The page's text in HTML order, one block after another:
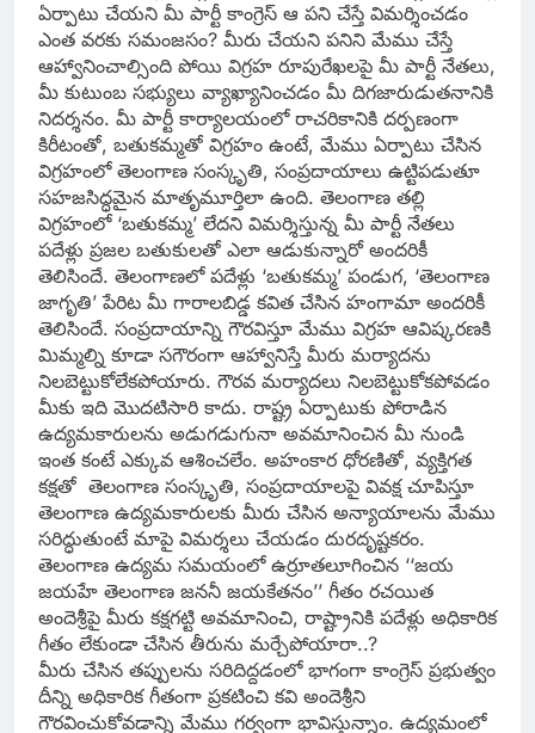
ఏర్పాటు చేయని మీ పార్టీ కాంగ్రెస్ ఆ పని చేస్తే విమర్శించడం
ఎంత వరకు సమంజసం? మీరు చేయని పనిని మేము చేస్తే
ఆహ్వానించాల్సింది పోయి విగ్రహ రూపురేఖలపై మీ పార్టీ నేతలు,
మీ కుటుంబ సభ్యులు వ్యాఖ్యానించడం మీ దిగజారుడుతనానికి
నిదర్శనం. మీ పార్టీ కార్యాలయంలో రాచరికానికి దర్పణంగా
కిరీటంతో, బతుకమ్మతో విగ్రహం ఉంటే, మేము ఏర్పాటు చేసిన
విగ్రహంలో తెలంగాణ సంస్కృతి, సంప్రదాయాలు ఉట్టిపడుతూ
సహజసిద్ధమైన మాతృమూర్తిలా ఉంది. తెలంగాణ తల్లి
విగ్రహంలో ‘బతుకమ్మ’ లేదని విమర్శిస్తున్న మీ పార్టీ నేతలు
పదేళ్లు ప్రజల బతుకులతో ఎలా ఆడుకున్నారో అందరికీ
తెలిసిందే. తెలంగాణలో పదేళ్లు ‘బతుకమ్మ’ పండుగ, ‘తెలంగాణ
జాగృతి’ పేరిట మీ గారాలబిడ్డ కవిత చేసిన హంగామా అందరికీ
తెలిసిందే. సంప్రదాయాన్ని గౌరవిస్తూ మేము విగ్రహ ఆవిష్కరణకి
మిమ్మల్ని కూడా సగౌరంగా ఆహ్వానిస్తే మీరు మర్యాదను
నిలబెట్టుకోలేకపోయారు. గౌరవ మర్యాదలు నిలబెట్టుకోకపోవడం
మీకు ఇది మొదటిసారి కాదు. రాష్ట్ర ఏర్పాటుకు పోరాడిన
ఉద్యమకారులను అడుగడుగునా అవమానించిన మీ నుండి
ఇంత కంటే ఎక్కువ ఆశించలేం. అహంకార ధోరణితో, వ్యక్తిగత
కక్షతో తెలంగాణ సంస్కృతి, సంప్రదాయాలపై వివక్ష చూపిస్తూ
తెలంగాణ ఉద్యమకారులకు మీరు చేసిన అన్యాయాలను మేము
సరిద్ధుతుంటే మాపై విమర్శలు చేయడం దురదృష్టకరం.
తెలంగాణ ఉద్యమ సమయంలో ఉర్రూతలూగించిన ‘‘జయ
జయహే తెలంగాణ జననీ జయకేతనం’’ గీతం రచయిత
అందెశ్రీపై మీరు కక్షగట్టి అవమానించి, రాష్ట్రానికి పదేళ్లు అధికారిక
గీతం లేకుండా చేసిన తీరును మర్చేపోయారా..?
మీరు చేసిన తప్పులను సరిదిద్దడంలో భాగంగా కాంగ్రెస్ ప్రభుత్వం
దీన్ని అధికారిక గీతంగా ప్రకటించి కవి అందెశ్రీని
గౌరవించుకోవడాన్ని మేము గర్వంగా భావిస్తున్నాం. ఉద్యమంలో